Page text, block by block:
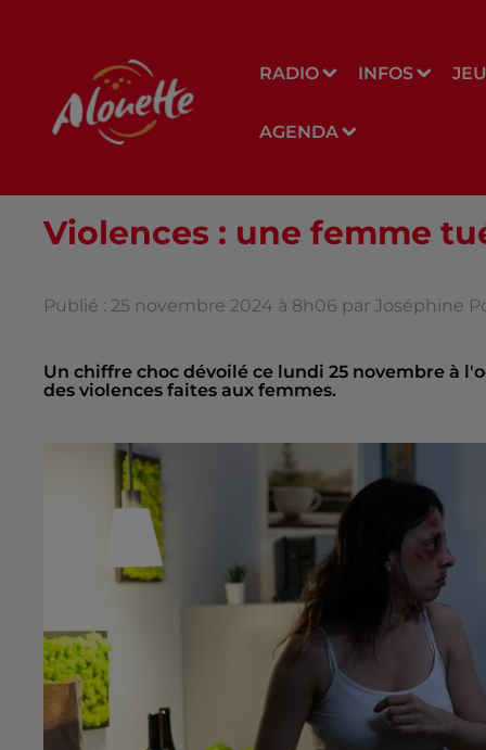
RADIO INFOS
AGENDA
Violences : une femme
Publié : 25 novembre 2024 à 8h06 par Joséphine
Un chiffre choc dévoilé ce lundi 25 novembre à
des violences faites aux femmes.